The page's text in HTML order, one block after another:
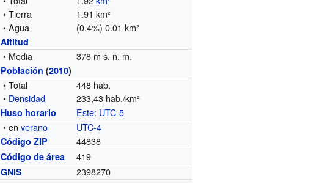
• Tierra
1.91 km²
• Agua
(0.4%) 0.01 km²
Altitud
• Media 378 m s. n. m.
Población (2010)
• Total
448 hab.
• Densidad 233,43 hab./km²
Huso horario Este: UTC-5
• enverano UTC-4
Código ZIP 44838
Código de área 419
GNIS 2398270